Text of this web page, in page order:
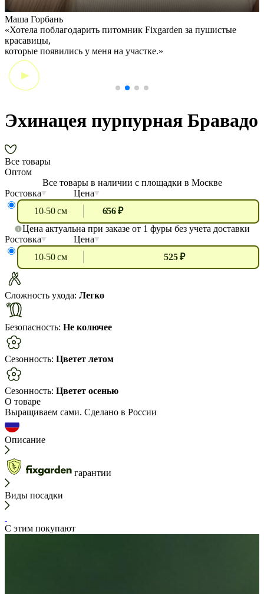
Маша Горбань
«Хотела поблагодарить питомник Fixgarden за пушистые
красавицы,
которые появились у меня на участке.»
Эхинацея пурпурная Бравадо
Все товары
Оптом
Все товары в наличии с площадки в Москве
Ростовка
Цена
10-50 см
656 ₽
Цена актуальна при заказе от 1 фуры без учета доставки
Ростовка
Цена
10-50 см
525 ₽
Сложность ухода: Легко
Безопасность: Не колючее
Сезонность: Цветет летом
Сезонность: Цветет осенью
О товаре
Выращиваем сами. Сделано в России
Описание
гарантии
Виды посадки
С этим покупают